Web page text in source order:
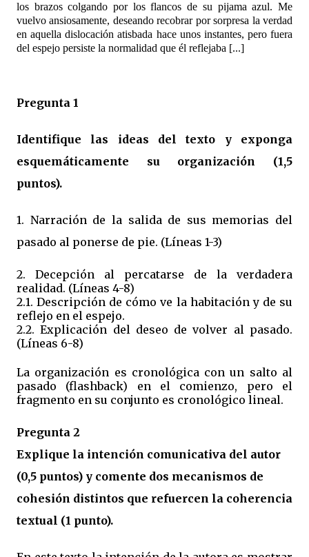
los brazos colgando por los flancos de su pijama azul. Me
vuelvo ansiosamente, deseando recobrar por sorpresa la verdad
en aquella dislocación atisbada hace unos instantes, pero fuera
del espejo persiste la normalidad que él reflejaba [...]
Pregunta 1
Identifique las ideas del texto y exponga
esquemáticamente su organización (1,5
puntos).
1. Narración de la salida de sus memorias del
pasado al ponerse de pie. (Líneas 1-3)
2. Decepción al percatarse de la verdadera
realidad. (Líneas 4-8)
2.1. Descripción de cómo ve la habitación y de su
reflejo en el espejo.
2.2. Explicación del deseo de volver al pasado.
(Líneas 6-8)
La organización es cronológica con un salto al
pasado (flashback) en el comienzo, pero el
fragmento en su conjunto es cronológico lineal.
Pregunta 2
Explique la intención comunicativa del autor
(0,5 puntos) y comente dos mecanismos de
cohesión distintos que refuercen la coherencia
textual (1 punto).